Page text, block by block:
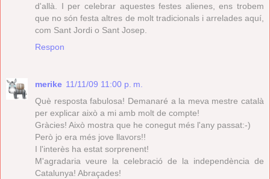
d'allà. I per celebrar aquestes festes alienes, ens trobem
que no són festa altres de molt tradicionals i arrelades aquí,
com Sant Jordi o Sant Josep.
Respon
merike 11/11/09 11:00 p. m.
Què resposta fabulosa! Demanaré a la meva mestre català
per explicar això a mi amb molt de compte!
Gràcies! Això mostra que he conegut més l'any passat:-)
Però jo era més jove llavors!!
I l'interès ha estat sorprenent!
M'agradaria veure la celebració de la independència de
Catalunya! Abraçades!